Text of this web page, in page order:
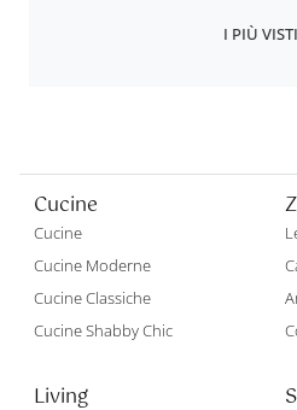
I PIÙ
Cucine
Cucine
Cucine Moderne
Cucine Classiche
Cucine Shabby Chic
Living